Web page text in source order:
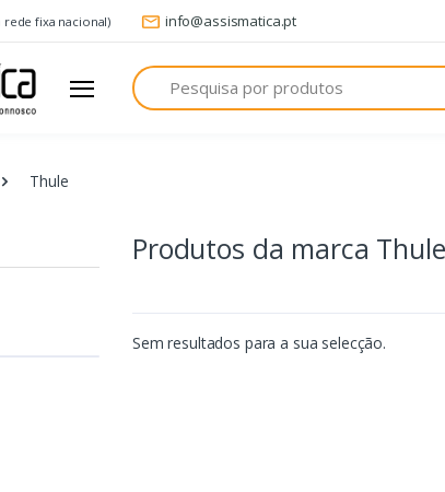
rede fixa nacional) info@assismatica.pt
Pesquisa
Thule
Produtos da marca Thule
Sem resultados para a sua selecção.